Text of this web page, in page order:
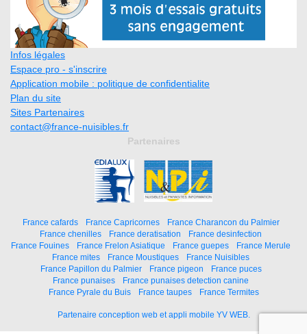
Infos légales
Espace pro - s'inscrire
Application mobile : politique de confidentialite
Plan du site
Sites Partenaires
contact@france-nuisibles.fr
Partenaires
France cafards France Capricornes
France Charancon du Palmier
France chenilles
France deratisation
France desinfection
France Fouines
France Frelon Asiatique France guepes
France Merule
France mites
France Moustiques
France Nuisibles
France Papillon du Palmier
France pigeon
France puces
France punaises
France punaises detection canine
France Pyrale du Buis
France taupes France Termites
Partenaire conception web et appli mobile YV WEB.